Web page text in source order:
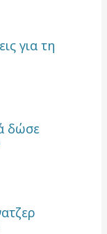
για τη
δώσε